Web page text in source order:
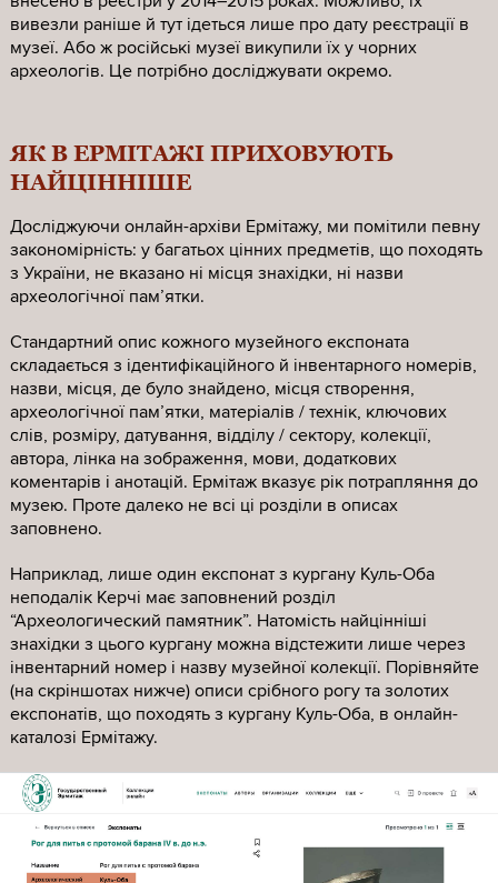
вивезли раніше й тут ідеться лише про дату реєстрації в
музеї. Або ж російські музеї викупили їх у чорних
археологів. Це потрібно досліджувати окремо.
ЯК В ЕРМІТАЖІ ПРИХОВУЮТЬ
НАЙЦІННІШЕ
Досліджуючи онлайн-архіви Ермітажу, ми помітили певну
закономірність: у багатьох цінних предметів, що походять
з України, не вказано ні місця знахідки, ні назви
археологічної памʼятки.
Стандартний опис кожного музейного експоната
складається з ідентифікаційного й інвентарного номерів,
назви, місця, де було знайдено, місця створення,
археологічної памʼятки, матеріалів / технік, ключових
слів, розміру, датування, відділу / сектору, колекції,
автора, лінка на зображення, мови, додаткових
коментарів і анотацій. Ермітаж вказує рік потрапляння до
музею. Проте далеко не всі ці розділи в описах
заповнено.
Наприклад, лише один експонат з кургану Куль-Оба
неподалік Керчі має заповнений розділ
“Археологический памятник”. Натомість найцінніші
знахідки з цього кургану можна відстежити лише через
інвентарний номер і назву музейної колекції. Порівняйте
(на скріншотах нижче) описи срібного рогу та золотих
експонатів, що походять з кургану Куль-Оба, в онлайн-
каталозі Ермітажу.